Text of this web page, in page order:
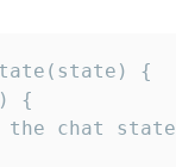
{
{
the chat state